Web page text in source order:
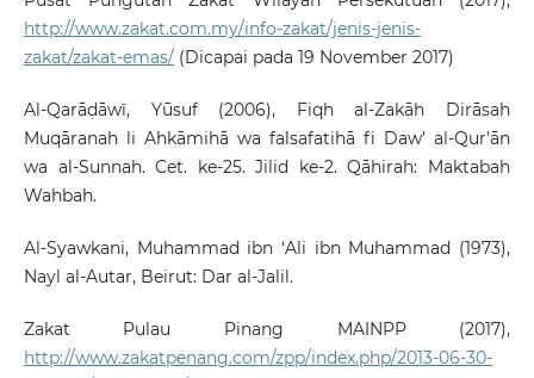
http://www.zakat.com.my/info-zakat/jenis-jenis-
zakat/zakat-emas/(Dicapai pada 19 November 2017)
Al-Qarāḍāwī, Yūsuf (2006), Fiqh al-Zakāh Dirāsah
Muqāranah li Ahkāmihā wa falsafatihā fi Daw’ al-Qur’ān
wa al-Sunnah. Cet. ke-25. Jilid ke-2. Qāhirah: Maktabah
Wahbah.
Al-Syawkani, Muhammad ibn ‘Ali ibn Muhammad (1973),
Nayl al-Autar, Beirut: Dar al-Jalil.
Zakat Pulau Pinang MAINPP (2017),
http://www.zakatpenang.com/zpp/index.php/2013-06-30-